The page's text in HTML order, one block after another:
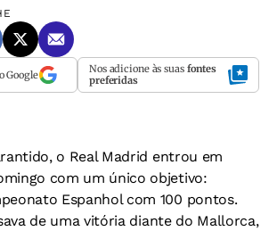
Google Nos adicione às suas fontes
preferidas
o Real Madrid entrou em
com um único objetivo:
Espanhol com 100 pontos.
de uma vitória diante do Mallorca,